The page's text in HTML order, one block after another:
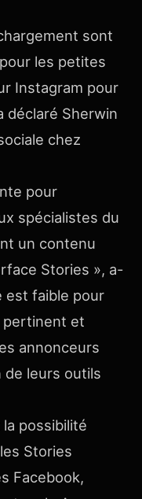
sont
les petites
Instagram pour
déclaré Sherwin
chez
pour
spécialistes du
un contenu
Stories », a-
est faible pour
pertinent et
annonceurs
de leurs outils
possibilité
les Stories
Facebook,